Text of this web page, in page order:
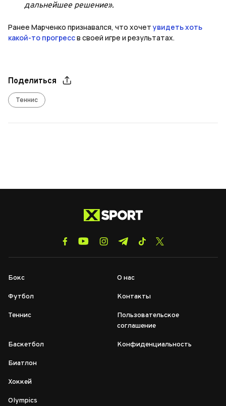
дальнейшее решение».
Ранее Марченко признавался, что хочет увидеть хоть
какой-то прогрессв своей игре и результатах.
Поделиться
Теннис
Бокс
Футбол
Теннис
Баскетбол
Биатлон
Хоккей
Olympics
О нас
Контакты
Пользовательское
соглашение
Конфиденциальность